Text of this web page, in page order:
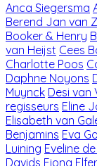
Anca Siegersma
Berend Jan van
Booker & Henry
van Heijst Cees
Charlotte Poos
Daphne Noyons
Muynck Desi van
regisseurs Eline
Elisabeth van
Benjamins Eva
Luining Eveline
Davids Fiona